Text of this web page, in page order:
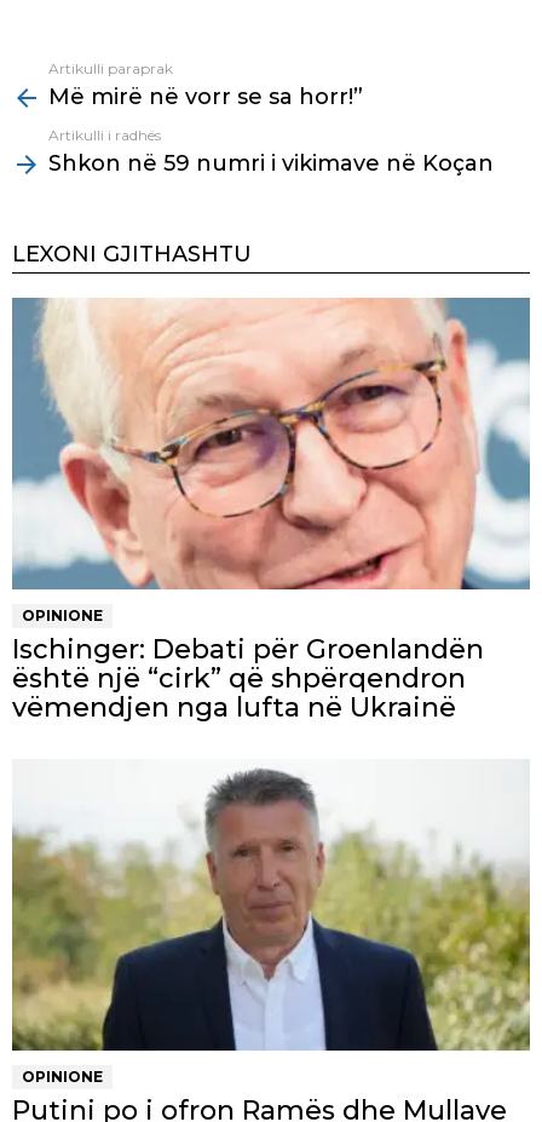
more
Artikulli paraprak
Më mirë në vorr se sa horr!”
Artikulli i radhës
Shkon në 59 numri i vikimave në Koçan
LEXONI GJITHASHTU
OPINIONE
Ischinger: Debati për Groenlandën
është një “cirk” që shpërqendron
vëmendjen nga lufta në Ukrainë
OPINIONE
Putini po i ofron Ramës dhe Mullave